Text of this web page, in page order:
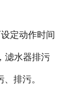
定动作时间
滤水器排污
排污。